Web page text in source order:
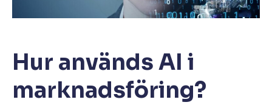
Hur används AI i
marknadsföring?